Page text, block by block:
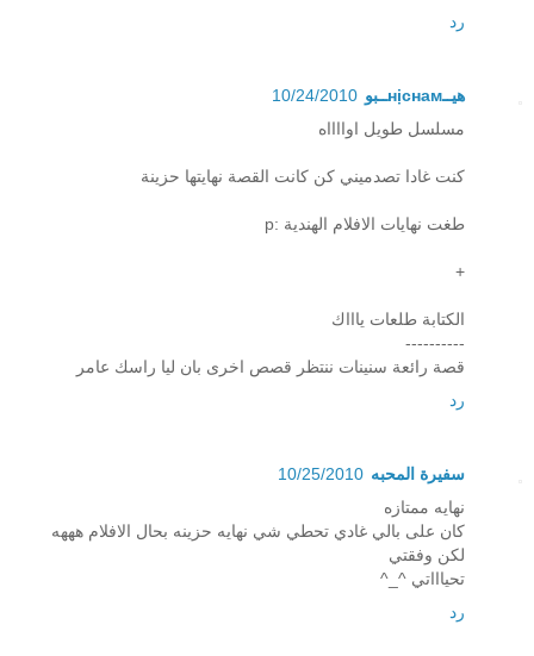
رد
هيــнịснамــبو
10/24/2010
مسلسل طويل اوااااه
كنت غادا تصدميني كن كانت القصة نهايتها حزينة
طغت نهايات الافلام الهندية :p
+
الكتابة طلعات ياااك
----------
قصة رائعة سنينات ننتظر قصص اخرى بان ليا راسك عامر
رد
سفيرة المحبه 10/25/2010
نهايه ممتازه
كان على بالي غادي تحطي شي نهايه حزينه بحال الافلام هههه
لكن وفقتي
تحياااتي ^_^
رد